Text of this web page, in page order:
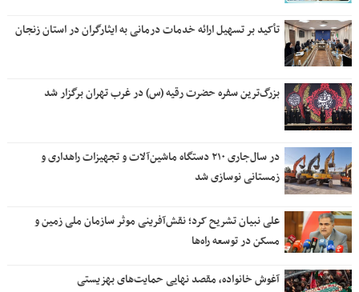
تأکید بر تسهیل ارائه خدمات درمانی به ایثارگران در استان زنجان
بزرگ‌ترین سفره حضرت رقیه (س) در غرب تهران برگزار شد
در سال‌جاری ۲۱۰ دستگاه ماشین‌آلات و تجهیزات راهداری و
زمستانی نوسازی شد
علی نبیان تشریح کرد؛ نقش‌آفرینی موثر سازمان ملی زمین و
مسکن در توسعه راه‌ها
آغوش خانواده، مقصد نهایی حمایت‌های بهزیستی